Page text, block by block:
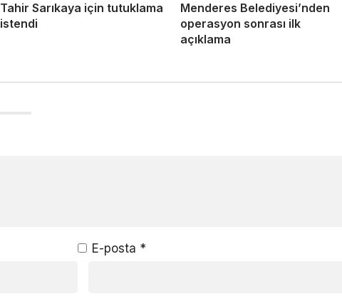
Tahir Sarıkaya için tutuklama
istendi
Menderes Belediyesi’nden
operasyon sonrası ilk
açıklama
E-posta *